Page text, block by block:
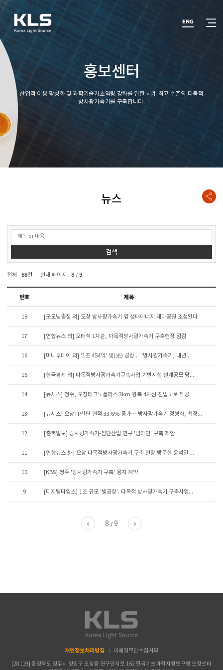
반복영역
건너뛰기
ENG 열기
홍보센터
산업적 이용 활성화 및 과학기술기초역량 강화를 위한 세계 최고 수준의 다목적
방사광가속기를 구축합니다.
뉴스
검색
전체 : 88건 현재 페이지 : 8/ 9
번호 제목
18 [굿모닝충청 외] 오창 방사광가속기 옆 생태에너지 테마공원 조성된다
17 [연합뉴스 외] 오태석 1차관, 다목적방사광가속기 구축현장 점검
16 [머니투데이 외] '1조 454억' 빛(光) 공장... "방사광가속기, 내년...
15 [한국경제 외] 다목적방사광가속기구축사업 기반시설 설계공모 당...
14 [뉴시스] 청주, 오창테크노폴리스 3km 왕복 4차선 진입도로 착공
13 [뉴시스] 오창TP산단 면적 33.6% 증가… 방사광가속기 정형화, 확장...
12 [충북일보] 방사광가속기-첨단산업 연구 '빔라인' 구축 제안
11 [연합뉴스 外] 오창 다목적방사광가속기 구축 현장 방문한 윤석열 ...
10 [KBS] 청주 '방사광가속기 구축' 용지 계약
9 [디지털타임스] 1조 규모 '빛공장'. 다목적 방사광가속기 구축사업...
8 / 9
개인정보처리방침 이메일무단수집거부
[28119] 충청북도 청주시 청원구 오창읍 연구단지로 162 한국기초과학지원연구원 오창센터